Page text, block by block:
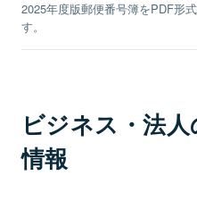
2025年度版郵便番号簿をPDF形
す。
ビジネス・法
情報